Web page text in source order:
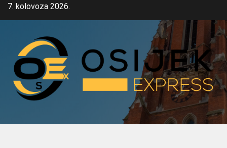
Skip7. kolovoza 2026.